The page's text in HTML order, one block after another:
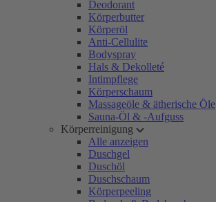
Deodorant
Körperbutter
Körperöl
Anti-Cellulite
Bodyspray
Hals & Dekolleté
Intimpflege
Körperschaum
Massageöle & ätherische Öle
Sauna-Öl & -Aufguss
Körperreinigung
Alle anzeigen
Duschgel
Duschöl
Duschschaum
Körperpeeling